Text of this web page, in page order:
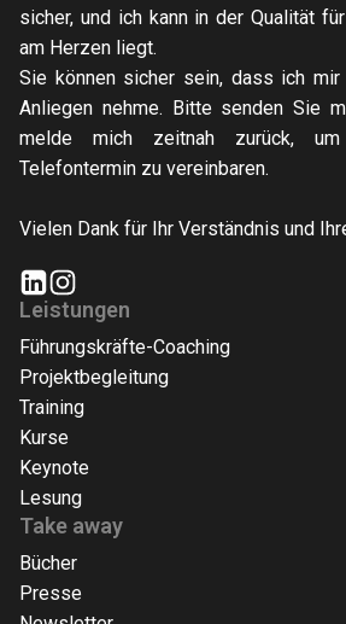
sicher, und ich kann in der Qualität
am Herzen liegt.
Sie können sicher sein, dass ich
Anliegen nehme. Bitte senden Sie
melde mich zeitnah zurück,
Telefontermin zu vereinbaren.
Vielen Dank für Ihr Verständnis und
Leistungen
Führungskräfte-Coaching
Projektbegleitung
Training
Kurse
Keynote
Lesung
Take away
Bücher
Presse